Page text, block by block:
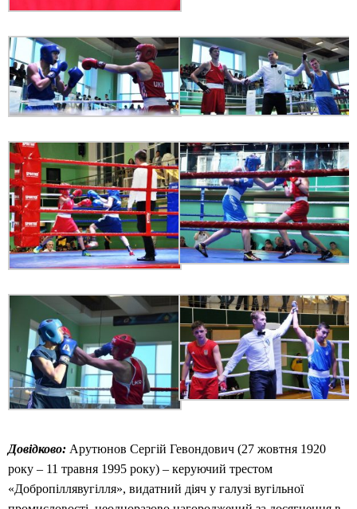
Довідково: Арутюнов Сергій Гевондович (27 жовтня 1920
року – 11 травня 1995 року) – керуючий трестом
«Добропіллявугілля», видатний діяч у галузі вугільної